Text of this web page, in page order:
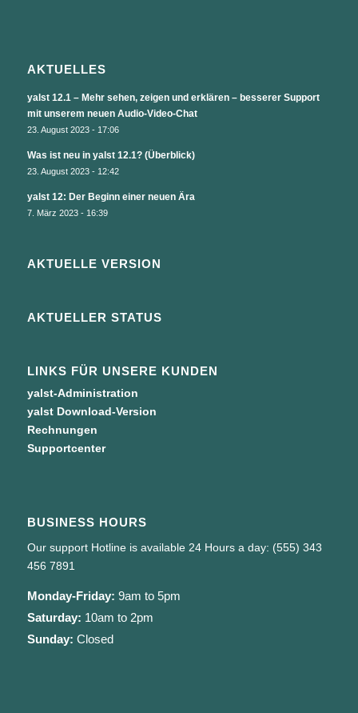
AKTUELLES
yalst 12.1 – Mehr sehen, zeigen und erklären – besserer Support
mit unserem neuen Audio-Video-Chat
23. August 2023 - 17:06
Was ist neu in yalst 12.1? (Überblick)
23. August 2023 - 12:42
yalst 12: Der Beginn einer neuen Ära
7. März 2023 - 16:39
AKTUELLE VERSION
AKTUELLER STATUS
LINKS FÜR UNSERE KUNDEN
yalst-Administration
yalst Download-Version
Rechnungen
Supportcenter
BUSINESS HOURS
Our support Hotline is available 24 Hours a day: (555) 343
456 7891
Monday-Friday: 9am to 5pm
Saturday: 10am to 2pm
Sunday: Closed